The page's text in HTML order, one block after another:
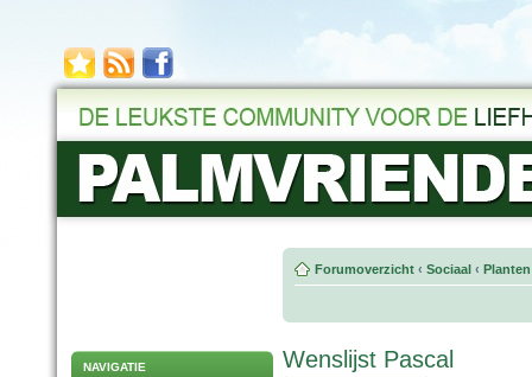
NAVIGATIE
Forumoverzicht ‹ Sociaal ‹
Wenslijst Pascal